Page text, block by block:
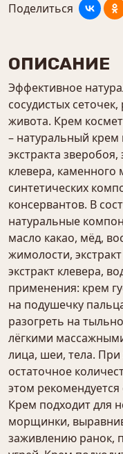
Поделиться
ОПИСАНИЕ
Эффективное
сосудистых
живота. Крем
– натуральный
экстракта зверобоя,
клевера,
синтетических
консервантов. В
натуральные
масло какао, мёд,
жимолости,
экстракт клевера,
применения: крем
на подушечку
разогреть на
лёгкими
лица, шеи, тела.
остаточное
этом
Крем подходит для
морщинки,
заживлению ранок,